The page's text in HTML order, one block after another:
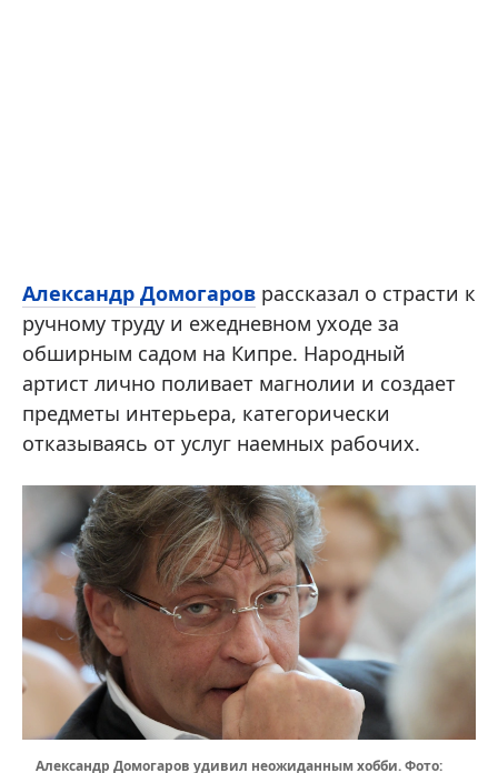
Александр Домогаров рассказал о страсти к
ручному труду и ежедневном уходе за
обширным садом на Кипре. Народный
артист лично поливает магнолии и создает
предметы интерьера, категорически
отказываясь от услуг наемных рабочих.
Александр Домогаров удивил неожиданным хобби. Фото: